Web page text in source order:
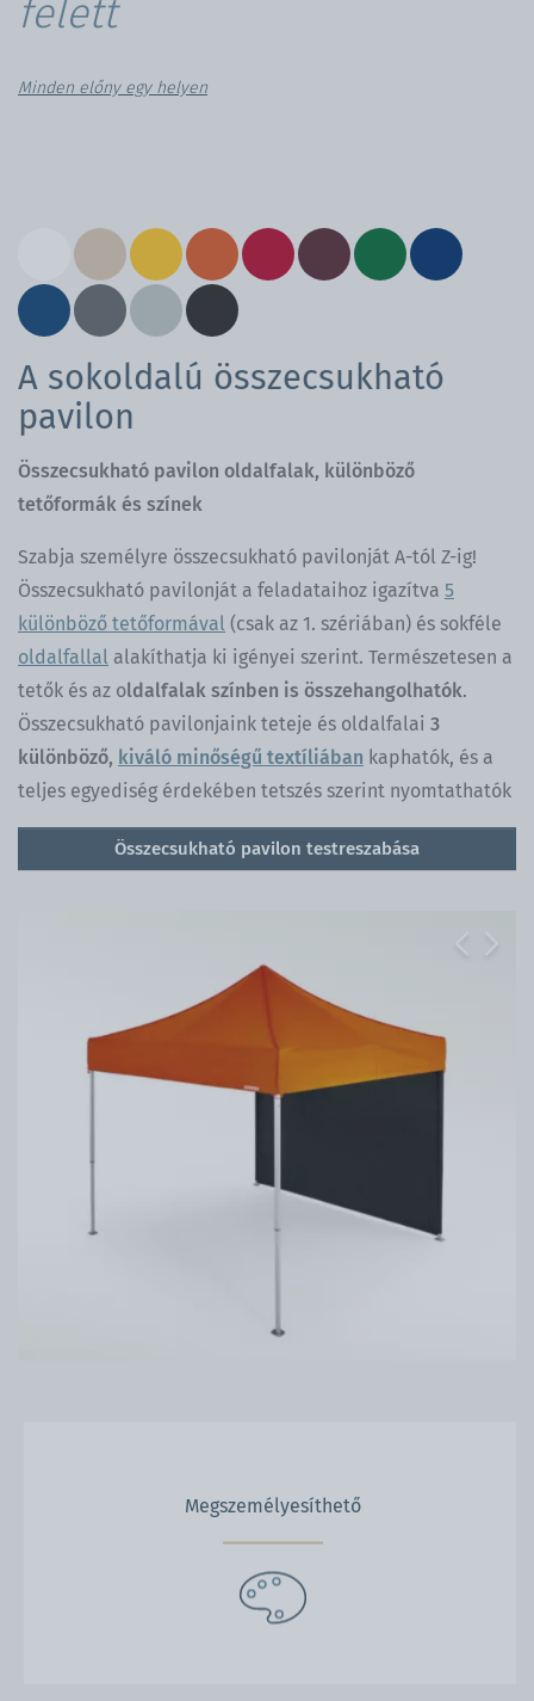
felett
Minden előny egy helyen
A sokoldalú összecsukható
pavilon
Összecsukható pavilon oldalfalak, különböző
tetőformák és színek
Szabja személyre összecsukható pavilonját A-tól Z-ig!
Összecsukható pavilonját a feladataihoz igazítva 5
különböző tetőformával (csak az 1. szériában) és sokféle
oldalfallal alakíthatja ki igényei szerint. Természetesen a
tetők és az oldalfalak színben is összehangolhatók.
Összecsukható pavilonjaink teteje és oldalfalai 3
különböző, kiváló minőségű textíliában kaphatók, és a
teljes egyediség érdekében tetszés szerint nyomtathatók
Összecsukható pavilon testreszabása
Previous
Next
Megszemélyesíthető